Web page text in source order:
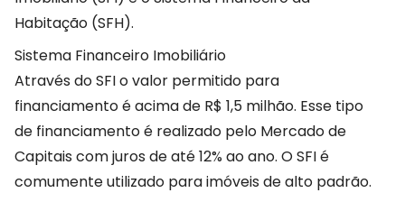
Habitação (SFH).
Sistema Financeiro Imobiliário
Através do SFI o valor permitido para
financiamento é acima de R$ 1,5 milhão. Esse tipo
de financiamento é realizado pelo Mercado de
Capitais com juros de até 12% ao ano. O SFI é
comumente utilizado para imóveis de alto padrão.